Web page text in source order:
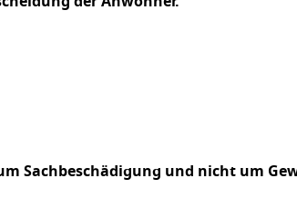
Sachbeschädigung und nicht um